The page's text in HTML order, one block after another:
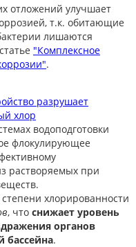
отложений улучшает
т.к. обитающие
лишаются
"Комплексное
.
водоподготовки
флокулирующее
растворяемых при
хлорированности
, что снижает уровень
органов
бассейна.